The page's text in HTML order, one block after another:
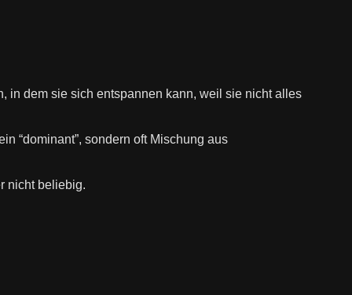
in dem sie sich entspannen kann, weil sie nicht alles
“dominant”, sondern oft Mischung aus
nicht beliebig.